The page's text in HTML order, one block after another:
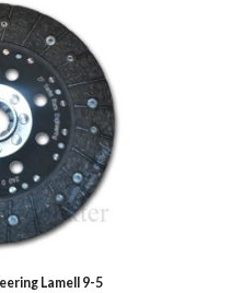
Lamell 9-5